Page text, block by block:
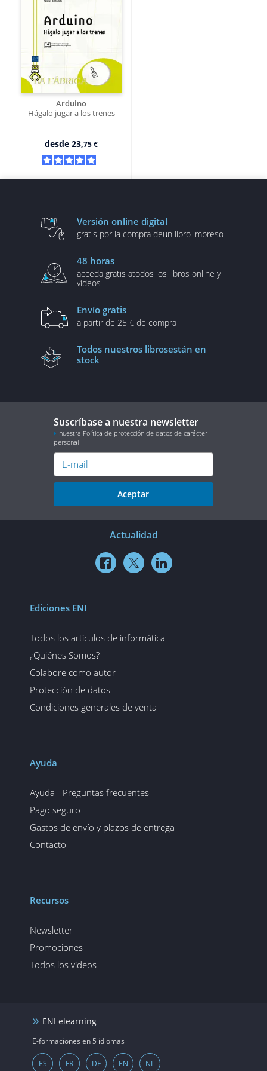
Arduino
Hágalo jugar a los trenes
desde23,75 €
Versión online digital
gratis por la compra deun libro impreso
48 horas
acceda gratis atodos los libros online y
vídeos
Envío gratis
a partir de 25 € de compra
Todos nuestros librosestán en
stock
Suscríbase a nuestra newsletter
nuestra Política de protección de datos de carácter
personal
Aceptar
Actualidad
  
Ediciones ENI
Todos los artículos de informática
¿Quiénes Somos?
Colabore como autor
Protección de datos
Condiciones generales de venta
Ayuda
Ayuda - Preguntas frecuentes
Pago seguro
Gastos de envío y plazos de entrega
Contacto
Recursos
Newsletter
Promociones
Todos los vídeos
ENI elearning
E-formaciones en 5 idiomas
ES FR DE EN NL